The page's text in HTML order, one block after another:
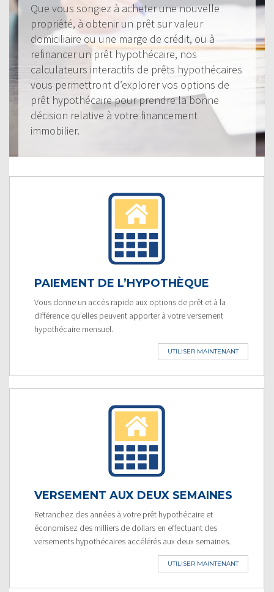
Que vous songiez à acheter une nouvelle
propriété, à obtenir un prêt sur valeur
domiciliaire ou une marge de crédit, ou à
refinancer un prêt hypothécaire, nos
calculateurs interactifs de prêts hypothécaires
vous permettront d’explorer vos options de
prêt hypothécaire pour prendre la bonne
décision relative à votre financement
immobilier.
PAIEMENT DE L’HYPOTHÈQUE
Vous donne un accès rapide aux options de prêt et à la
différence qu’elles peuvent apporter à votre versement
hypothécaire mensuel.
UTILISER MAINTENANT
VERSEMENT AUX DEUX SEMAINES
Retranchez des années à votre prêt hypothécaire et
économisez des milliers de dollars en effectuant des
versements hypothécaires accélérés aux deux semaines.
UTILISER MAINTENANT